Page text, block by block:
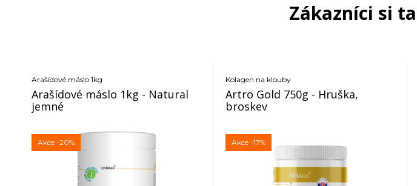
Zákazníci si
Arašídové máslo 1kg
Arašídové máslo 1kg - Natural
jemné
Akce -20%
Kolagen na klouby
Artro Gold 750g - Hruška,
broskev
Akce -17%